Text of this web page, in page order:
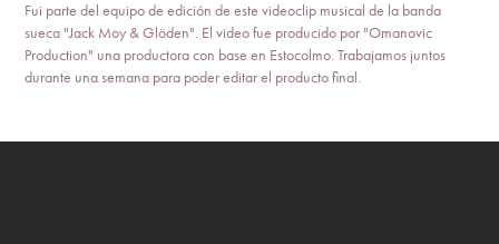
Fui parte del equipo de edición de este videoclip musical de la banda
sueca "Jack Moy & Glöden". El video fue producido por "Omanovic
Production" una productora con base en Estocolmo. Trabajamos juntos
durante una semana para poder editar el producto final.